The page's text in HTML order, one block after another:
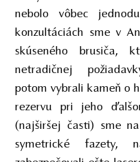
nebolo vôbec
konzultáciách sme v
skúseného brusiča,
netradičnej
potom vybrali kameň o
rezervu pri jeho
(najširšej časti) sme
symetrické fazety,